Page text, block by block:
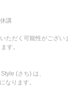
講
ただく可能性がござい
す。
(さち) は、
なります。